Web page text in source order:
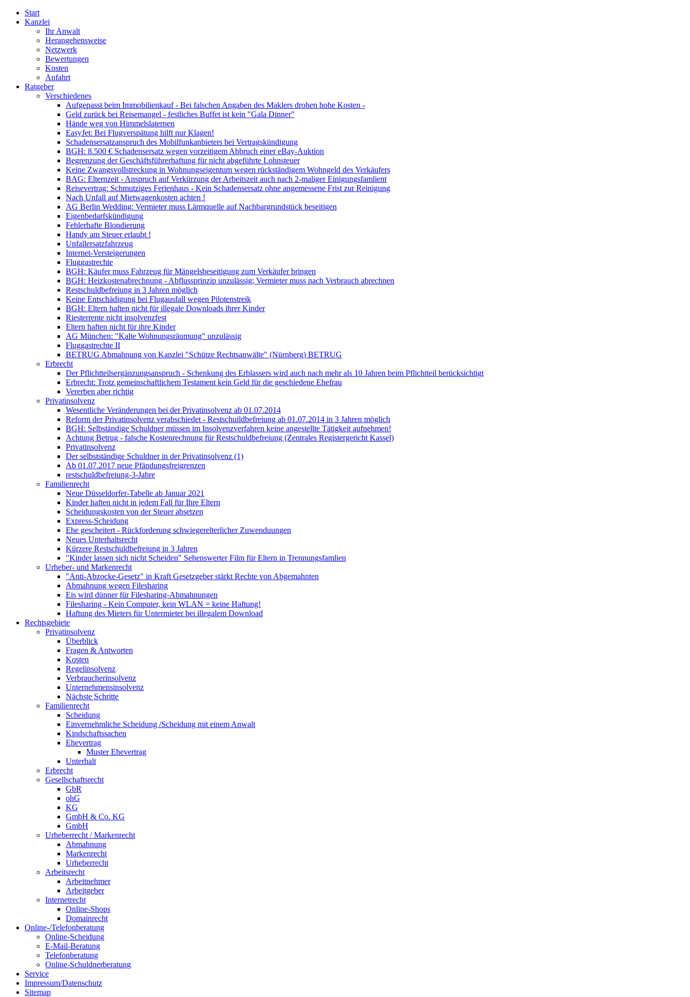
Start
Kanzlei
Ihr Anwalt
Herangehensweise
Netzwerk
Bewertungen
Kosten
Anfahrt
Ratgeber
Verschiedenes
Aufgepasst beim Immobilienkauf - Bei falschen Angaben des Maklers drohen hohe Kosten -
Geld zurück bei Reisemangel - festliches Buffet ist kein "Gala Dinner"
Hände weg von Himmelslaternen
EasyJet: Bei Flugverspätung hilft nur Klagen!
Schadensersatzanspruch des Mobilfunkanbieters bei Vertragskündigung
BGH: 8.500 € Schadensersatz wegen vorzeitigem Abbruch einer eBay-Auktion
Begrenzung der Geschäftsführerhaftung für nicht abgeführte Lohnsteuer
Keine Zwangsvollstreckung in Wohnungseigentum wegen rückständigem Wohngeld des Verkäufers
BAG: Elternzeit - Anspruch auf Verkürzung der Arbeitszeit auch nach 2-maliger Einigungsfamlient
Reisevertrag: Schmutziges Ferienhaus - Kein Schadensersatz ohne angemessene Frist zur Reinigung
Nach Unfall auf Mietwagenkosten achten !
AG Berlin Wedding: Vermieter muss Lärmquelle auf Nachbargrundstück beseitigen
Eigenbedarfskündigung
Fehlerhafte Blondierung
Handy am Steuer erlaubt !
Unfallersatzfahrzeug
Internet-Versteigerungen
Fluggastrechte
BGH: Käufer muss Fahrzeug für Mängelsbeseitigung zum Verkäufer bringen
BGH: Heizkostenabrechnung - Abflussprinzip unzulässig; Vermieter muss nach Verbrauch abrechnen
Restschuldbefreiung in 3 Jahren möglich
Keine Entschädigung bei Flugausfall wegen Pilotenstreik
BGH: Eltern haften nicht für illegale Downloads ihrer Kinder
Riesterrente nicht insolvenzfest
Eltern haften nicht für ihre Kinder
AG München: "Kalte Wohnungsräumung" unzulässig
Fluggastrechte II
BETRUG Abmahnung von Kanzlei "Schütze Rechtsanwälte" (Nürnberg) BETRUG
Erbrecht
Der Pflichtteilsergänzungsanspruch - Schenkung des Erblassers wird auch nach mehr als 10 Jahren beim Pflichtteil berücksichtigt
Erbrecht: Trotz gemeinschaftlichem Testament kein Geld für die geschiedene Ehefrau
Vererben aber richtig
Privatinsolvenz
Wesentliche Veränderungen bei der Privatinsolvenz ab 01.07.2014
Reform der Privatinsolvenz verabschiedet - Restschuildbefreiung ab 01.07.2014 in 3 Jahren möglich
BGH: Selbständige Schuldner müssen im Insolvenzverfahren keine angestellte Tätigkeit aufnehmen!
Achtung Betrug - falsche Kostenrechnung für Restschuldbefreiung (Zentrales Registergericht Kassel)
Privatinsolvenz
Der selbstständige Schuldner in der Privatinsolvenz (1)
Ab 01.07.2017 neue Pfändungsfreigrenzen
restschuldbefreiung-3-Jahre
Familienrecht
Neue Düsseldorfer-Tabelle ab Januar 2021
Kinder haften nicht in jedem Fall für Ihre Eltern
Scheidungskosten von der Steuer absetzen
Express-Scheidung
Ehe gescheitert - Rückforderung schwiegerelterlicher Zuwenduungen
Neues Unterhaltsrecht
Kürzere Restschuldbefreiung in 3 Jahren
"Kinder lassen sich nicht Scheiden" Sehenswerter Film für Eltern in Trennungsfamlien
Urheber- und Markenrecht
"Anti-Abzocke-Gesetz" in Kraft Gesetzgeber stärkt Rechte von Abgemahnten
Abmahnung wegen Filesharing
Eis wird dünner für Filesharing-Abmahnungen
Filesharing - Kein Computer, kein WLAN = keine Haftung!
Haftung des Mieters für Untermieter bei illegalem Download
Rechtsgebiete
Privatinsolvenz
Überblick
Fragen & Antworten
Kosten
Regelinsolvenz
Verbraucherinsolvenz
Unternehmensinsolvenz
Nächste Schritte
Familienrecht
Scheidung
Einvernehmliche Scheidung /Scheidung mit einem Anwalt
Kindschaftssachen
Ehevertrag
Muster Ehevertrag
Unterhalt
Erbrecht
Gesellschaftsrecht
GbR
ohG
KG
GmbH & Co. KG
GmbH
Urheberrecht / Markenrecht
Abmahnung
Markenrecht
Urheberrecht
Arbeitsrecht
Arbeitnehmer
Arbeitgeber
Internetrecht
Online-Shops
Domainrecht
Online-/Telefonberatung
Online-Scheidung
E-Mail-Beratung
Telefonberatung
Online-Schuldnerberatung
Service
Impressum/Datenschutz
Sitemap